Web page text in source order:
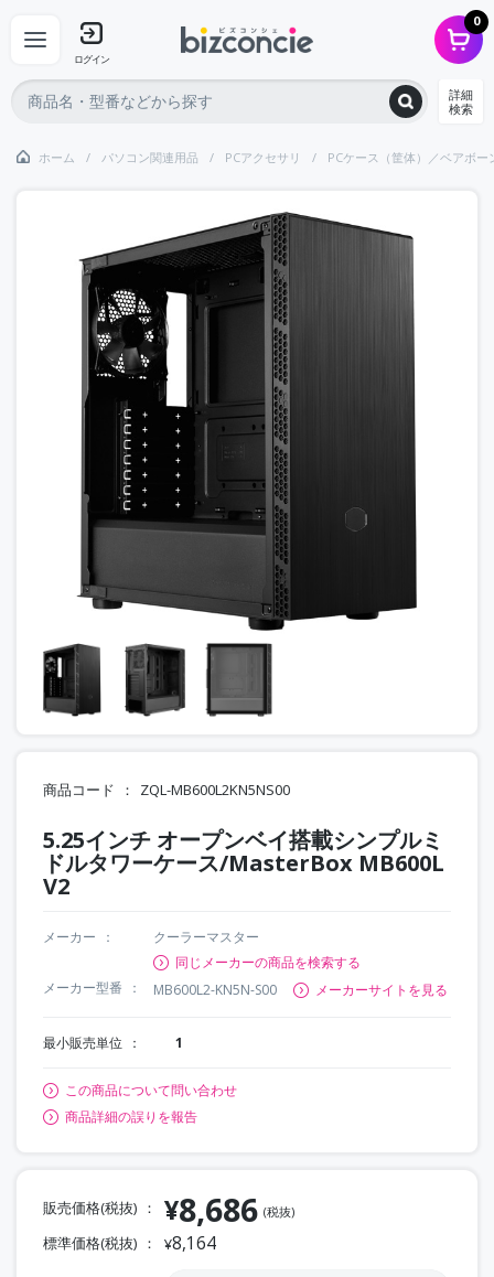
ログイン
0
詳細
検索
ホーム パソコン関連用品 PCアクセサリ PCケース（筐体）／ベアボー
商品コード ZQL-MB600L2KN5NS00
5.25インチ オープンベイ搭載シンプルミ
ドルタワーケース/MasterBox MB600L
V2
メーカー
クーラーマスター
同じメーカーの商品を検索する
メーカー型番
MB600L2-KN5N-S00 メーカーサイトを見る
最小販売単位 1
この商品について問い合わせ
商品詳細の誤りを報告
販売価格(税抜) ¥8,686 (税抜)
標準価格(税抜) ¥8,164